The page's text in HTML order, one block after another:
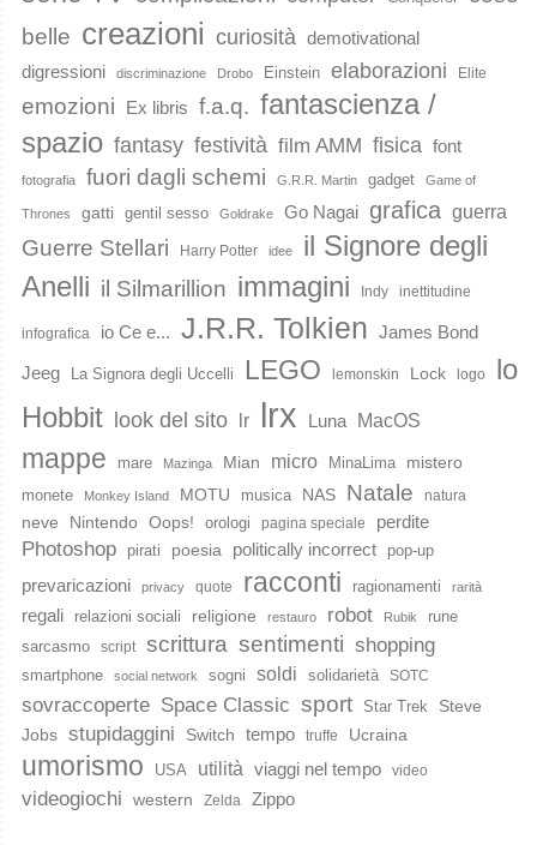
belle creazioni curiosità demotivational
digressioni
discriminazione Drobo Einstein elaborazioni Elite
emozioni Ex libris f.a.q. fantascienza /
spazio fantasy festività film AMM fisica font
fotografia fuori dagli schemi G.R.R. Martin gadget Game of
Thrones gatti gentil sesso Goldrake Go Nagai grafica guerra
Guerre Stellari Harry Potter idee
il Signore degli
Anelli il Silmarillion immagini Indy inettitudine
infografica io Ce e... J.R.R. Tolkien James Bond
Jeeg La Signora degli Uccelli LEGO lemonskin Lock logo
lo
Hobbit look del sito lr lrx Luna MacOS
mappe mare Mazinga Mian micro MinaLima mistero
monete Monkey Island MOTU musica NAS Natale natura
neve Nintendo Oops! orologi pagina speciale perdite
Photoshop pirati poesia politically incorrect pop-up
prevaricazioni privacy quote racconti ragionamenti rarità
regali relazioni sociali religione restauro robot Rubik
rune
sarcasmo
script scrittura sentimenti shopping
smartphone social network sogni soldi solidarietà SOTC
sovraccoperte Space Classic sport Star Trek
Steve
Jobs stupidaggini Switch tempo truffe Ucraina
umorismo USA utilità viaggi nel tempo video
videogiochi western Zelda Zippo